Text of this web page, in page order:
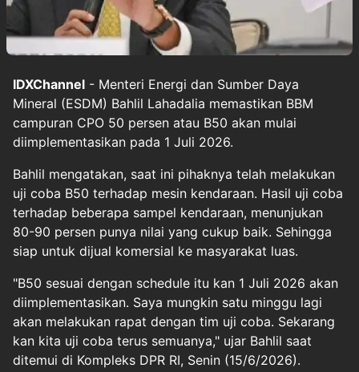
IDXChannel - Menteri Energi dan Sumber Daya
Mineral (ESDM) Bahlil Lahadalia memastikan BBM
campuran CPO 50 persen atau B50 akan mulai
diimplementasikan pada 1 Juli 2026.
Bahlil mengatakan, saat ini pihaknya telah melakukan
uji coba B50 terhadap mesin kendaraan. Hasil uji coba
terhadap beberapa sampel kendaraan, menunjukan
80-90 persen punya nilai yang cukup baik. Sehingga
siap untuk dijual komersial ke masyarakat luas.
"B50 sesuai dengan schedule itu kan 1 Juli 2026 akan
diimplementasikan. Saya mungkin satu minggu lagi
akan melakukan rapat dengan tim uji coba. Sekarang
kan kita uji coba terus semuanya," ujar Bahlil saat
ditemui di Kompleks DPR RI, Senin (15/6/2026).